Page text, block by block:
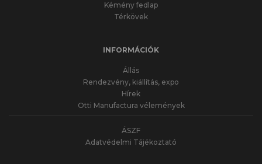
Kémény fedlap
Térkövek
INFORMÁCIÓK
Állás
Rendezvény, kiállítás, expo
Hírek
Otti Manufactura vélemények
ÁSZF
Adatvédelmi Tájékoztató